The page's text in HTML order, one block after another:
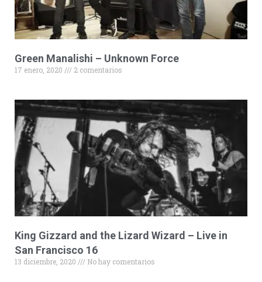
Green Manalishi – Unknown Force
17 enero, 2020 2 comentarios
King Gizzard and the Lizard Wizard – Live in
San Francisco 16
13 diciembre, 2020 No hay comentarios